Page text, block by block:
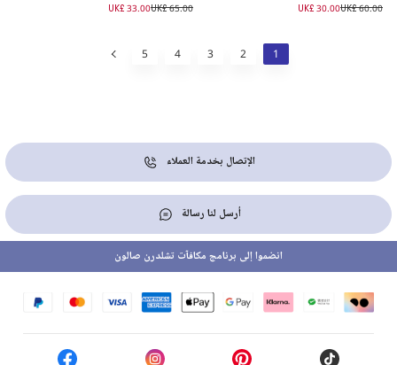
UK£ 60.00
UK£ 30.00
UK£ 65.00
UK£ 33.00
1
2
3
4
5
الإتصال بخدمة العملاء
أرسل لنا رسالة
انضموا إلى برنامج مكافآت تشلدرن صالون